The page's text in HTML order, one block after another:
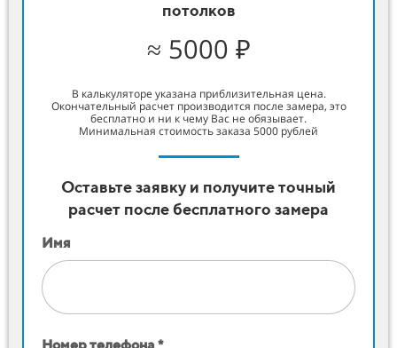
потолков
≈ 5000 ₽
В калькуляторе указана приблизительная цена.
Окончательный расчет производится после замера, это
бесплатно и ни к чему Вас не обязывает.
Минимальная стоимость заказа 5000 рублей
Оставьте заявку и получите точный
расчет после бесплатного замера
Имя